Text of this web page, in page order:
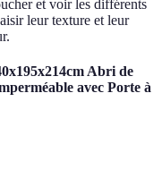
et voir les différents
leur texture et leur
Abri de
avec Porte à